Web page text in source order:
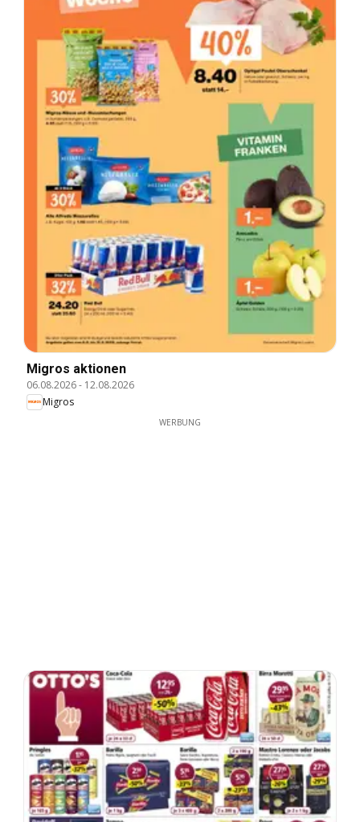
Migros aktionen
06.08.2026- 12.08.2026
Migros
WERBUNG